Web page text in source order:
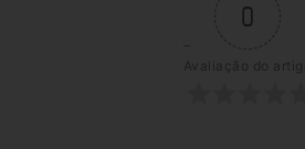
0
Avaliação do artigo